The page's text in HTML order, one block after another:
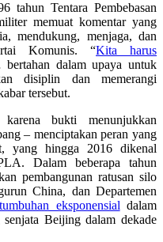
tahun Tentara Pembebasan
memuat komentar yang
mendukung, menjaga, dan
Komunis. “Kita harus
dalam upaya untuk
disiplin dan memerangi
tersebut.
karena bukti menunjukkan
– menciptakan peran yang
yang hingga 2016 dikenal
Dalam beberapa tahun
pembangunan ratusan silo
China, dan Departemen
eksponensial dalam
Beijing dalam dekade